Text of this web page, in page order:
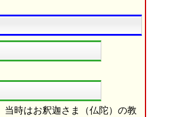
時はお釈迦さま（仏陀）の教